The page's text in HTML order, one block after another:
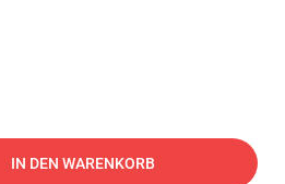
IN DEN WARENKORB